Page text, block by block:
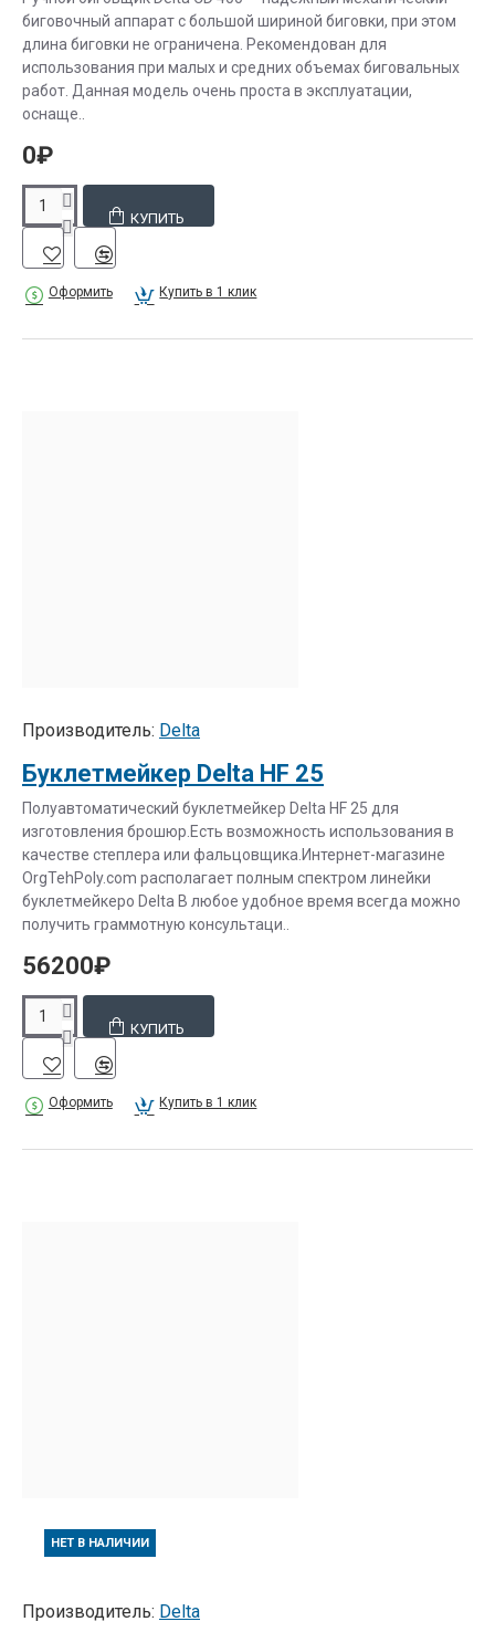
биговочный аппарат с большой шириной биговки, при этом
длина биговки не ограничена. Рекомендован для
использования при малых и средних объемах биговальных
работ. Данная модель очень проста в эксплуатации,
оснаще..
0₽
КУПИТЬ
Оформить Купить в 1 клик
Производитель: Delta
Буклетмейкер Delta HF 25
Полуавтоматический буклетмейкер Delta HF 25 для
изготовления брошюр.Есть возможность использования в
качестве степлера или фальцовщика.Интернет-магазине
OrgTehPoly.com располагает полным спектром линейки
буклетмейкеро Delta В любое удобное время всегда можно
получить граммотную консультаци..
56200₽
КУПИТЬ
Оформить Купить в 1 клик
НЕТ В НАЛИЧИИ
Производитель: Delta